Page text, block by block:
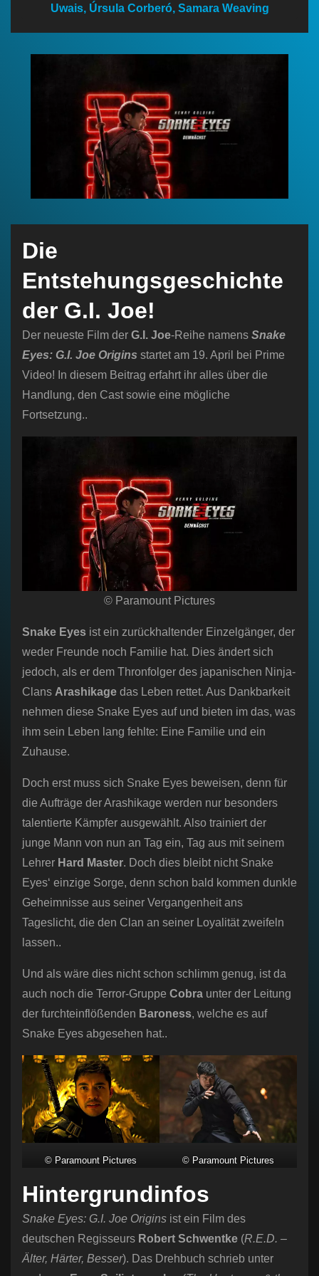
Uwais, Úrsula Corberó, Samara Weaving
Die
Entstehungsgeschichte
der G.I. Joe!
Der neueste Film der G.I. Joe-Reihe namens Snake
Eyes: G.I. Joe Origins startet am 19. April bei Prime
Video! In diesem Beitrag erfahrt ihr alles über die
Handlung, den Cast sowie eine mögliche
Fortsetzung..
© Paramount Pictures
Snake Eyes ist ein zurückhaltender Einzelgänger, der
weder Freunde noch Familie hat. Dies ändert sich
jedoch, als er dem Thronfolger des japanischen Ninja-
Clans Arashikage das Leben rettet. Aus Dankbarkeit
nehmen diese Snake Eyes auf und bieten im das, was
ihm sein Leben lang fehlte: Eine Familie und ein
Zuhause.
Doch erst muss sich Snake Eyes beweisen, denn für
die Aufträge der Arashikage werden nur besonders
talentierte Kämpfer ausgewählt. Also trainiert der
junge Mann von nun an Tag ein, Tag aus mit seinem
Lehrer Hard Master. Doch dies bleibt nicht Snake
Eyes‘ einzige Sorge, denn schon bald kommen dunkle
Geheimnisse aus seiner Vergangenheit ans
Tageslicht, die den Clan an seiner Loyalität zweifeln
lassen..
Und als wäre dies nicht schon schlimm genug, ist da
auch noch die Terror-Gruppe Cobra unter der Leitung
der furchteinflößenden Baroness, welche es auf
Snake Eyes abgesehen hat..
© Paramount Pictures © Paramount Pictures
Hintergrundinfos
Snake Eyes: G.I. Joe Origins ist ein Film des
deutschen Regisseurs Robert Schwentke (R.E.D. –
Älter, Härter, Besser). Das Drehbuch schrieb unter